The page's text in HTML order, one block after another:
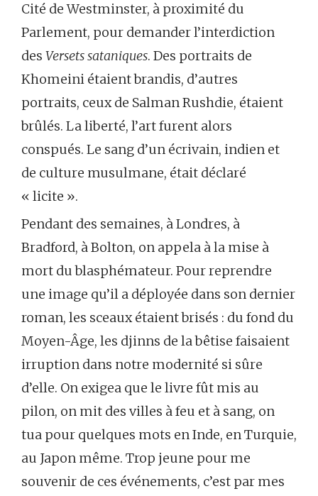
Cité de Westminster, à proximité du
Parlement, pour demander l’interdiction
des Versets sataniques. Des portraits de
Khomeini étaient brandis, d’autres
portraits, ceux de Salman Rushdie, étaient
brûlés. La liberté, l’art furent alors
conspués. Le sang d’un écrivain, indien et
de culture musulmane, était déclaré
« licite ».
Pendant des semaines, à Londres, à
Bradford, à Bolton, on appela à la mise à
mort du blasphémateur. Pour reprendre
une image qu’il a déployée dans son dernier
roman, les sceaux étaient brisés : du fond du
Moyen-Âge, les djinns de la bêtise faisaient
irruption dans notre modernité si sûre
d’elle. On exigea que le livre fût mis au
pilon, on mit des villes à feu et à sang, on
tua pour quelques mots en Inde, en Turquie,
au Japon même. Trop jeune pour me
souvenir de ces événements, c’est par mes